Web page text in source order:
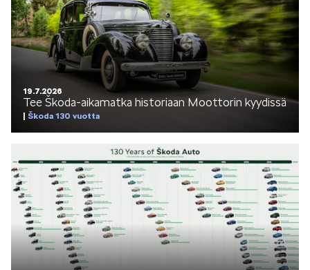
ŠKODA SPONSOROI
SIMPLY CLEVER
19.7.2026
Tee Škoda-aikamatka historiaan Moottorin kyydissä
Škoda 130 vuotta